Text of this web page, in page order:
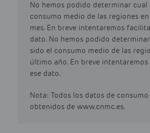
No hemos podido determinar cual
consumo medio de las regiones
mes. En breve intentaremos
dato. No hemos podido
sido el consumo medio de las
último año. En breve
ese dato.
Nota: Todos los datos de
obtenidos de www.cnmc.es.